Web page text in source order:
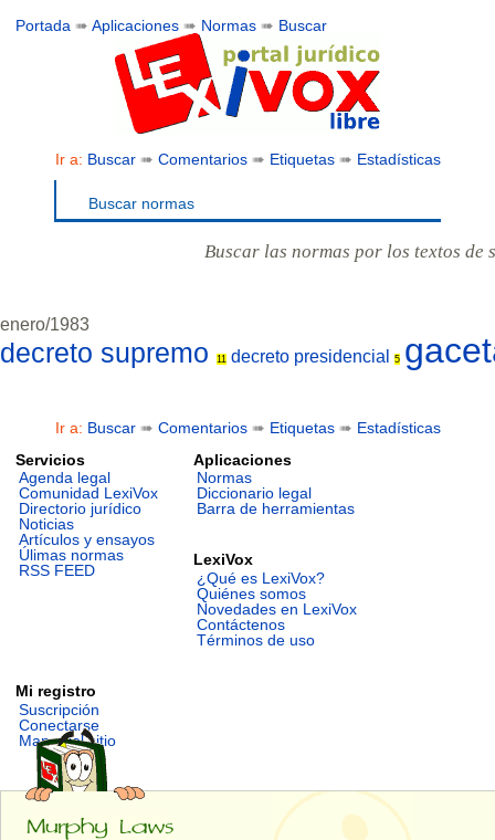
Portada ➠Aplicaciones ➠ Normas ➠ Buscar
Ir a: Buscar➠ Comentarios➠ Etiquetas➠ Estadísticas
Buscar normas
Buscar las normas por los textos de
enero/1983
decreto supremo 11 decreto presidencial 5
Ir a: Buscar➠ Comentarios➠ Etiquetas➠ Estadísticas
Servicios
Agenda legal
Comunidad LexiVox
Directorio jurídico
Noticias
Artículos y ensayos
Úlimas normas
RSS FEED
Aplicaciones
Normas
Diccionario legal
Barra de herramientas
LexiVox
¿Qué es LexiVox?
Quiénes somos
Novedades en LexiVox
Contáctenos
Términos de uso
Mi registro
Suscripción
Conectarse
Mapa del sitio